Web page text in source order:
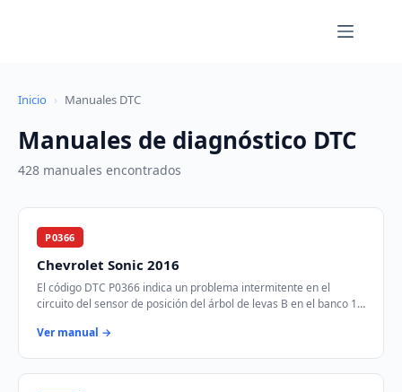
Inicio › Manuales DTC
Manuales de diagnóstico DTC
428 manuales encontrados
P0366
Chevrolet Sonic 2016
El código DTC P0366 indica un problema intermitente en el
circuito del sensor de posición del árbol de levas B en el banco 1.
Ver manual →